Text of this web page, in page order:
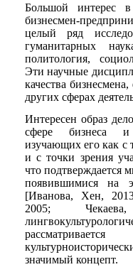
Большой интерес
бизнесмен-
целый ряд
гуманитарных
политология,
Эти научные
качества
других сферах
Интересен образ
сфере бизнеса и
изучающих его как с
и с точки зрения
что подтверждается
появившимися на
[Иванова, Хен,
2005;
значимый концепт.